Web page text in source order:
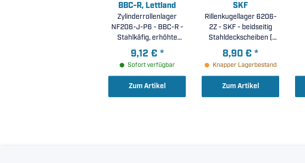
BBC-R, Lettland
Zylinderrollenlager
NF206-J-P6 - BBC-R -
Stahlkäfig, erhöhte
Laufgenauigkeit P6 (
30x62x16mm )
9,12 € *
Sofort verfügbar
Zum Artikel
SKF
Rillenkugellager 6206-
2Z - SKF - beidseitig
Stahldeckscheiben (
30x62x16mm )
8,90 € *
Knapper Lagerbestand
Zum Artikel